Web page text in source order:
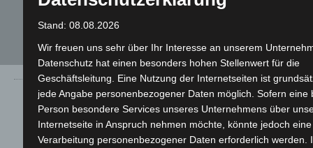
Home Kundenlager
Mein Konto Impressum
Stand: 08.08.2026
Wir freuen uns sehr über Ihr Interesse an unserem
Datenschutz hat einen besonders hohen Stellenwert für die
Geschäftsleitung. Eine Nutzung der Internetseiten ist
jede Angabe personenbezogener Daten möglich. Sofern eine
Person besondere Services unseres Unternehmens über
Internetseite in Anspruch nehmen möchte, könnte jedoch eine
Verarbeitung personenbezogener Daten erforderlich werden.